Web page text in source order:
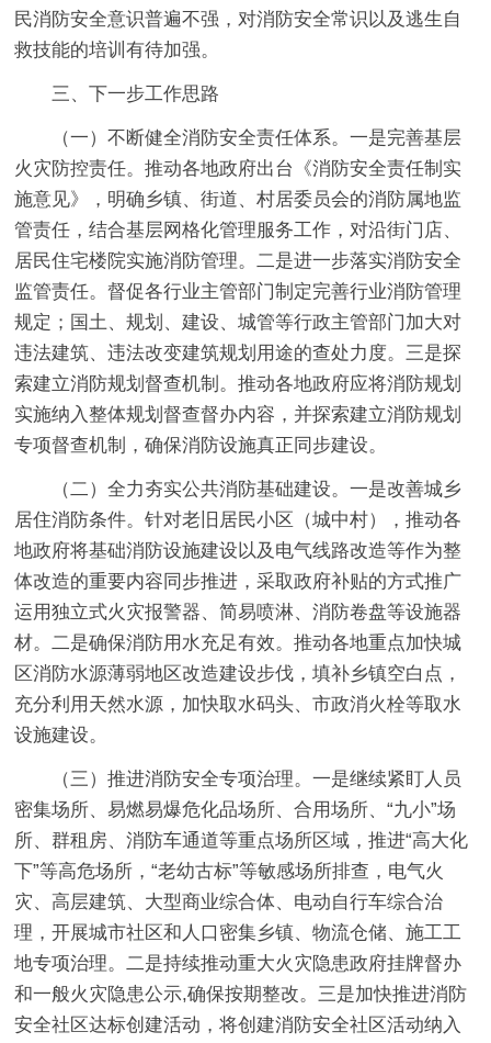
民消防安全意识普遍不强，对消防安全常识以及逃生自
救技能的培训有待加强。
三、下一步工作思路
（一）不断健全消防安全责任体系。一是完善基层
火灾防控责任。推动各地政府出台《消防安全责任制实
施意见》，明确乡镇、街道、村居委员会的消防属地监
管责任，结合基层网格化管理服务工作，对沿街门店、
居民住宅楼院实施消防管理。 二是进一步落实消防安全
监管责任。督促各行业主管部门制定完善行业消防管理
规定；国土、规划、建设、城管等行政主管部门加大对
违法建筑、违法改变建筑规划用途的查处力度。 三是探
索建立消防规划督查机制。推动各地政府应将消防规划
实施纳入整体规划督查督办内容，并探索建立消防规划
专项督查机制，确保消防设施真正同步建设。
（二）全力夯实公共消防基础建设。一是改善城乡
居住消防条件。针对老旧居民小区（城中村），推动各
地政府将基础消防设施建设以及电气线路改造等作为整
体改造的重要内容同步推进，采取政府补贴的方式推广
运用独立式火灾报警器、简易喷淋、消防卷盘等设施器
材。 二是确保消防用水充足有效。推动各地重点加快城
区消防水源薄弱地区改造建设步伐，填补乡镇空白点，
充分利用天然水源，加快取水码头、市政消火栓等取水
设施建设。
（三）推进消防安全专项治理。一是继续紧盯人员
密集场所、易燃易爆危化品场所、合用场所、“九小”场
所、群租房、消防车通道等重点场所区域，推进“高大化
下”等高危场所，“老幼古标”等敏感场所排查，电气火
灾、高层建筑、大型商业综合体、电动自行车综合治
理，开展城市社区和人口密集乡镇、物流仓储、施工工
地专项治理。 二是持续推动重大火灾隐患政府挂牌督办
和一般火灾隐患公示,确保按期整改。三是加快推进消防
安全社区达标创建活动，将创建消防安全社区活动纳入